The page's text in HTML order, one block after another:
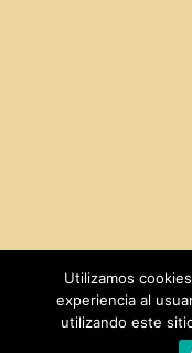
Utilizamos
experiencia al
utilizando este